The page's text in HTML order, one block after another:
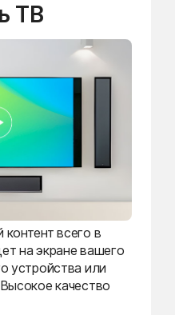
ТВ
всего в
на экране вашего
устройства или
качество